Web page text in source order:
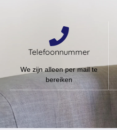
Telefoonnummer
We zijn alleen per mail te
bereiken